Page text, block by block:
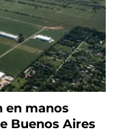
en manos
Buenos Aires